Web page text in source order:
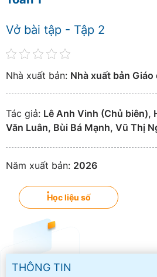
Vở bài tập - Tập 2
Nhà xuất bản: Nhà xuất bản
Tác giả: Lê Anh Vinh (Chủ biên),
Văn Luân, Bùi Bá Mạnh, Vũ Thị
Năm xuất bản: 2026
Học liệu số
THÔNG TIN